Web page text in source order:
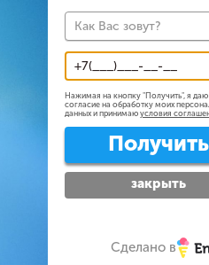
Нажимая на кнопку "Получить", я
согласие на обработку моих
данных и принимаю условия
Получить
закрыть
Сделано в